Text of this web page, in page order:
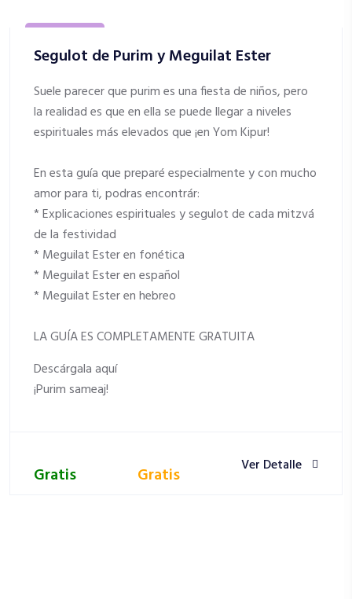
Espiritualidad
Segulot de Purim y Meguilat Ester
Suele parecer que purim es una fiesta de niños, pero
la realidad es que en ella se puede llegar a niveles
espirituales más elevados que ¡en Yom Kipur!
En esta guía que preparé especialmente y con mucho
amor para ti, podras encontrár:
* Explicaciones espirituales y segulot de cada mitzvá
de la festividad
* Meguilat Ester en fonética
* Meguilat Ester en español
* Meguilat Ester en hebreo
LA GUÍA ES COMPLETAMENTE GRATUITA
Descárgala aquí
¡Purim sameaj!
Gratis Gratis Ver Detalle